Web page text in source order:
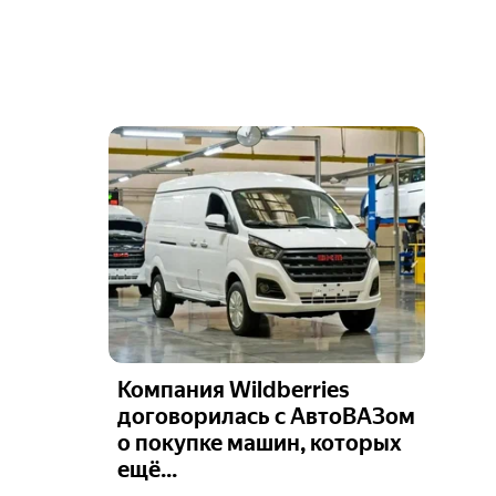
Компания Wildberries
договорилась с АвтоВАЗом
о покупке машин, которых
ещё...